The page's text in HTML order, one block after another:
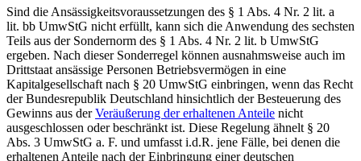
Sind die Ansässigkeitsvoraussetzungen des § 1 Abs. 4 Nr. 2 lit. a
lit. bb UmwStG nicht erfüllt, kann sich die Anwendung des sechsten
Teils aus der Sondernorm des § 1 Abs. 4 Nr. 2 lit. b UmwStG
ergeben. Nach dieser Sonderregel können ausnahmsweise auch im
Drittstaat ansässige Personen Betriebsvermögen in eine
Kapitalgesellschaft nach § 20 UmwStG einbringen, wenn das Recht
der Bundesrepublik Deutschland hinsichtlich der Besteuerung des
Gewinns aus derVeräußerung der erhaltenen Anteile nicht
ausgeschlossen oder beschränkt ist. Diese Regelung ähnelt § 20
Abs. 3 UmwStG a. F. und umfasst i.d.R. jene Fälle, bei denen die
erhaltenen Anteile nach der Einbringung einer deutschen